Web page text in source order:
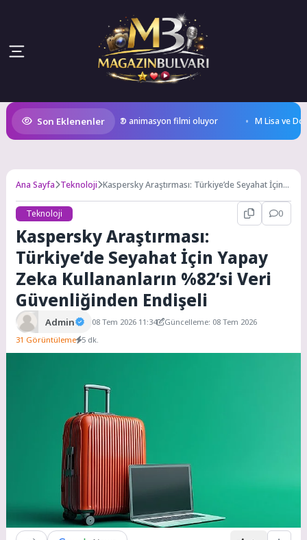
Son Eklenenler
Kral Türkiye’nin ilk IMAX® animasyon filmi oluyor M Lisa ve Dolu
Ana Sayfa Teknoloji Kaspersky Araştırması: Türkiye’de Seyahat İçin
Teknoloji 0
Kaspersky Araştırması:
Türkiye’de Seyahat İçin Yapay
Zeka Kullananların %82’si Veri
Güvenliğinden Endişeli
Admin 08 Tem 2026 11:34
Güncelleme: 08 Tem 2026
31 Görüntüleme 5 dk.